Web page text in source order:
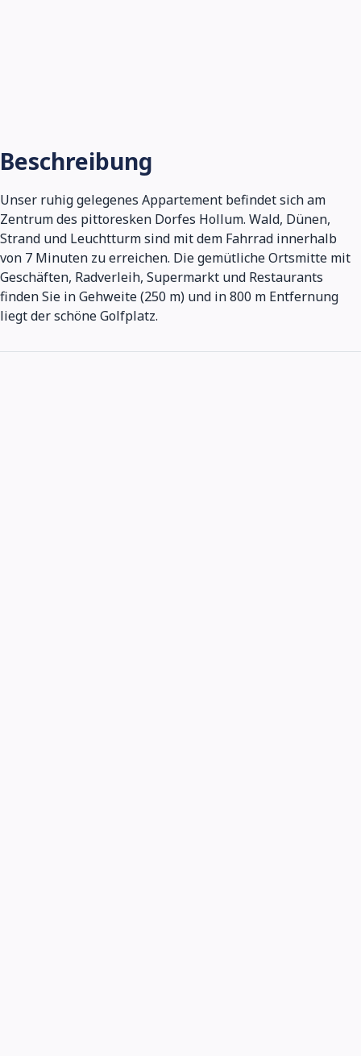
Beschreibung
Unser ruhig gelegenes Appartement befindet sich am
Zentrum des pittoresken Dorfes Hollum. Wald, Dünen,
Strand und Leuchtturm sind mit dem Fahrrad innerhalb
von 7 Minuten zu erreichen. Die gemütliche Ortsmitte mit
Geschäften, Radverleih, Supermarkt und Restaurants
finden Sie in Gehweite (250 m) und in 800 m Entfernung
liegt der schöne Golfplatz.